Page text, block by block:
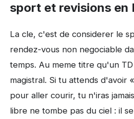
sport et revisions en
La cle, c'est de considerer le
rendez-vous non negociable
temps. Au meme titre qu'un
magistral. Si tu attends d'avoir
pour aller courir, tu n'iras
libre ne tombe pas du ciel : il